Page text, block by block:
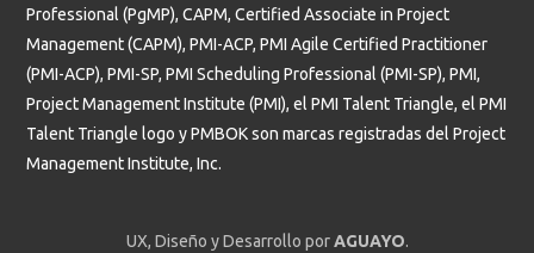
Professional (PgMP), CAPM, Certified Associate in Project
Management (CAPM), PMI-ACP, PMI Agile Certified Practitioner
(PMI-ACP), PMI-SP, PMI Scheduling Professional (PMI-SP), PMI,
Project Management Institute (PMI), el PMI Talent Triangle, el PMI
Talent Triangle logo y PMBOK son marcas registradas del Project
Management Institute, Inc.
UX, Diseño y Desarrollo porAGUAYO.